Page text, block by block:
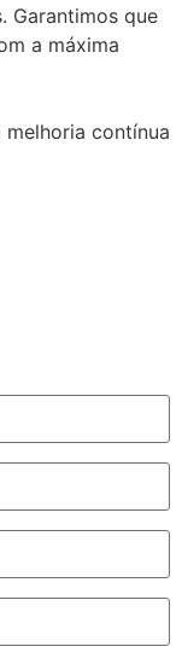
Garantimos que
a máxima
contínua